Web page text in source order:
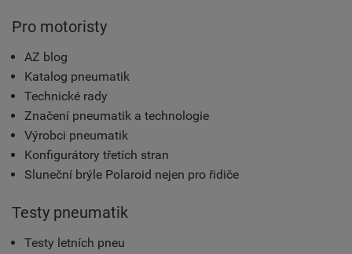
Pro motoristy
AZ blog
Katalog pneumatik
Technické rady
Značení pneumatik a technologie
Výrobci pneumatik
Konfigurátory třetích stran
Sluneční brýle Polaroid nejen pro řidiče
Testy pneumatik
Testy letních pneu